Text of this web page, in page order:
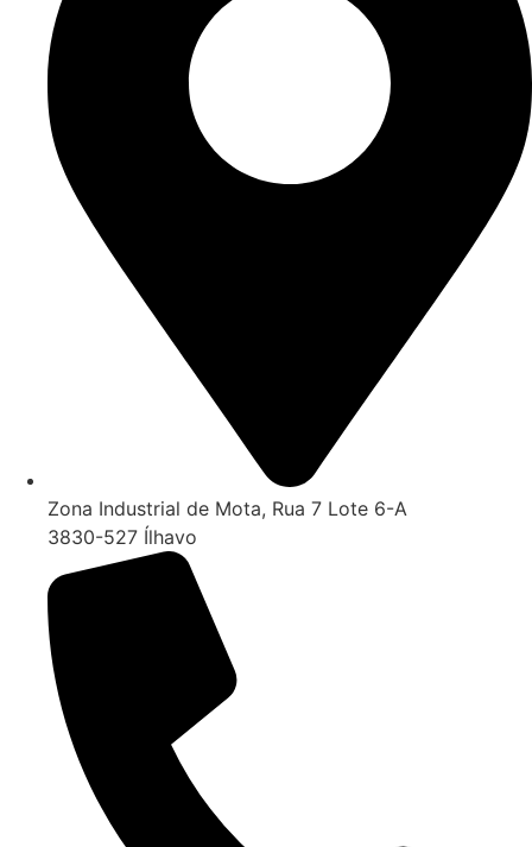
Zona Industrial de Mota, Rua 7 Lote 6-A
3830-527 Ílhavo